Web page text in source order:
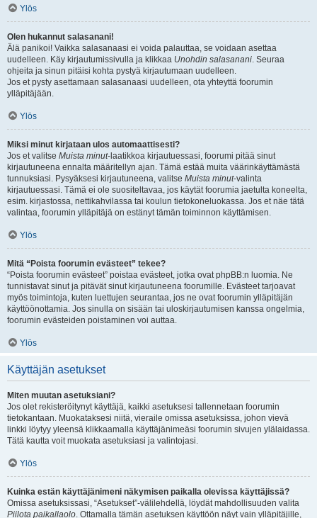
Ylös
Olen hukannut salasanani!
Älä panikoi! Vaikka salasanaasi ei voida palauttaa, se voidaan asettaa
uudelleen. Käy kirjautumissivulla ja klikkaa Unohdin salasanani. Seuraa
ohjeita ja sinun pitäisi kohta pystyä kirjautumaan uudelleen.
Jos et pysty asettamaan salasanaasi uudelleen, ota yhteyttä foorumin
ylläpitäjään.
Ylös
Miksi minut kirjataan ulos automaattisesti?
Jos et valitse Muista minut-laatikkoa kirjautuessasi, foorumi pitää sinut
kirjautuneena ennalta määritellyn ajan. Tämä estää muita väärinkäyttämästä
tunnuksiasi. Pysyäksesi kirjautuneena, valitse Muista minut-valinta
kirjautuessasi. Tämä ei ole suositeltavaa, jos käytät foorumia jaetulta koneelta,
esim. kirjastossa, nettikahvilassa tai koulun tietokoneluokassa. Jos et näe tätä
valintaa, foorumin ylläpitäjä on estänyt tämän toiminnon käyttämisen.
Ylös
Mitä “Poista foorumin evästeet” tekee?
“Poista foorumin evästeet” poistaa evästeet, jotka ovat phpBB:n luomia. Ne
tunnistavat sinut ja pitävät sinut kirjautuneena foorumille. Evästeet tarjoavat
myös toimintoja, kuten luettujen seurantaa, jos ne ovat foorumin ylläpitäjän
käyttöönottamia. Jos sinulla on sisään tai uloskirjautumisen kanssa ongelmia,
foorumin evästeiden poistaminen voi auttaa.
Ylös
Käyttäjän asetukset
Miten muutan asetuksiani?
Jos olet rekisteröitynyt käyttäjä, kaikki asetuksesi tallennetaan foorumin
tietokantaan. Muokataksesi niitä, vieraile omissa asetuksissa, johon vievä
linkki löytyy yleensä klikkaamalla käyttäjänimeäsi foorumin sivujen ylälaidassa.
Tätä kautta voit muokata asetuksiasi ja valintojasi.
Ylös
Kuinka estän käyttäjänimeni näkymisen paikalla olevissa käyttäjissä?
Omissa asetuksissasi, “Asetukset”-välilehdellä, löydät mahdollisuuden valita
Piilota paikallaolo. Ottamalla tämän asetuksen käyttöön näyt vain ylläpitäjille,